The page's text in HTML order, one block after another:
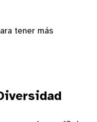
tener más